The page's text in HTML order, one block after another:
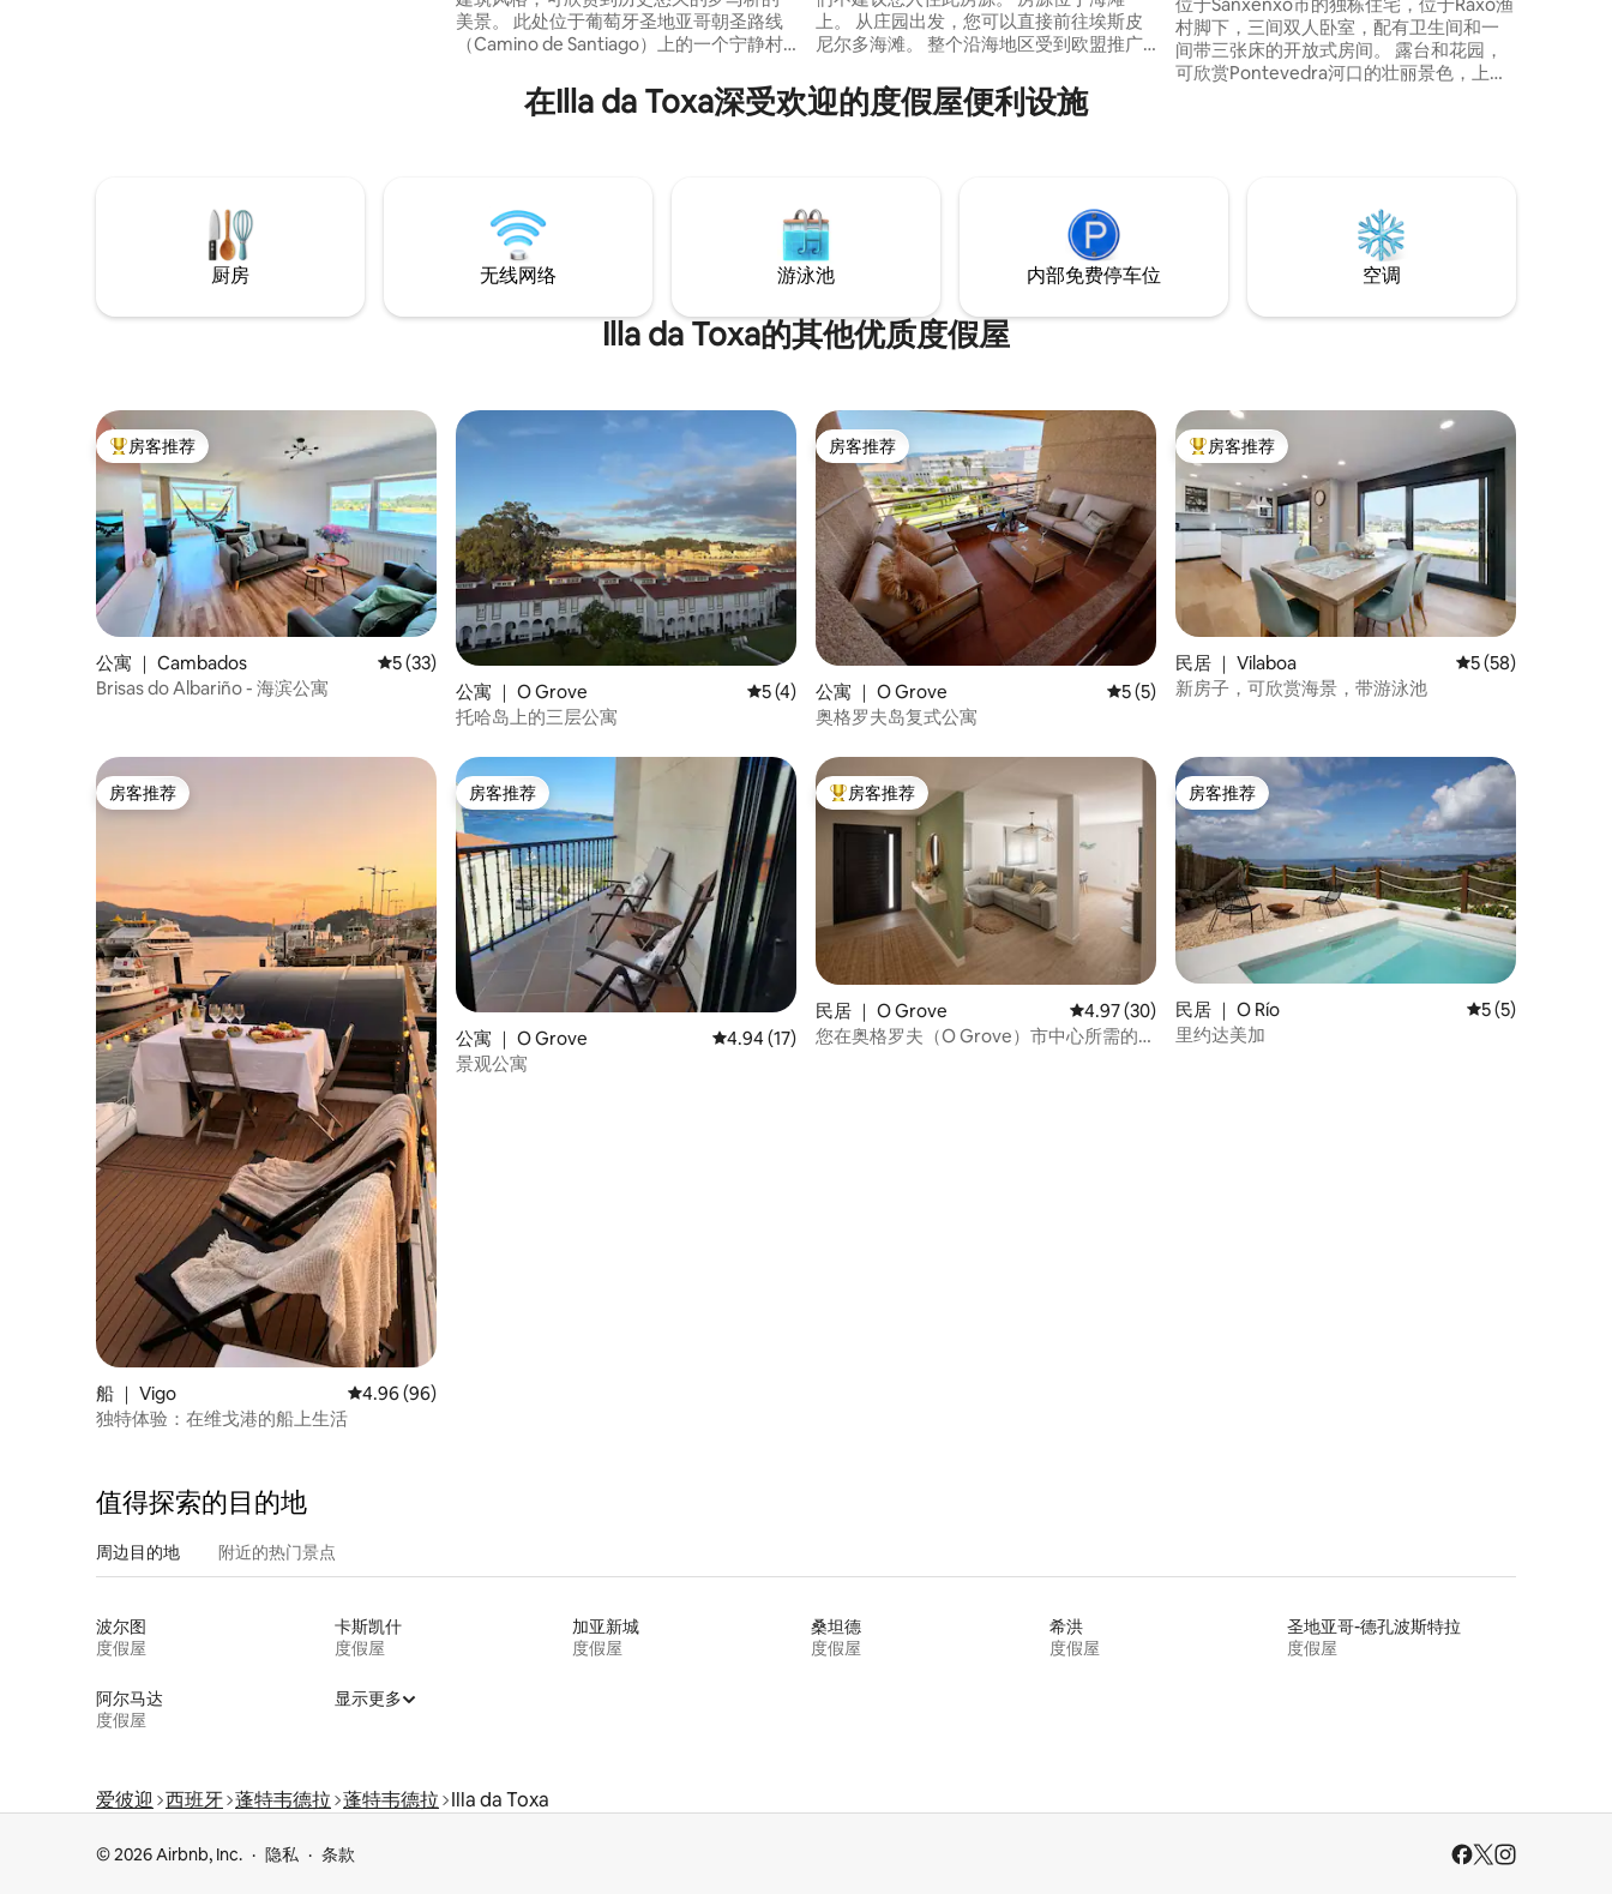
入住期间，您可以独享整套公寓。 持有官
可直接通往大型户外露台，非常适合日光
浴、阅读或欣赏村庄的全景。
美景。 此处位于葡萄牙圣地亚哥朝圣路线
（Camino de Santiago）上的一个宁静村
12 公里，距离维戈（Vigo） 21 公里。 这座
房屋拥有悠久的家族历史，历经几代人的
上。 从庄园出发，您可以直接前往埃斯皮
尼尔多海滩。 整个沿海地区受到欧盟推广
NATURA 2000）的保护。 徒步或骑自行车
的理想场所 房子面向海滩，因此您可以从
村脚下，三间双人卧室，配有卫生间和一
间带三张床的开放式房间。 露台和花园，
可欣赏Pontevedra河口的壮丽景色，上层
在Illa da Toxa深受欢迎的度假屋便利设施
厨房 无线网络 游泳池 内部免费停车位 空调
Illa da Toxa的其他优质度假屋
热门「房客推荐」
房客推荐
公寓 ｜ Cambados 平均评分 5 分（满分 5 分），共 33 条评价
5 (33)
Brisas do Albariño - 海滨公寓
公寓 ｜ O Grove 平均评分 5 分（满分 5 分），共 4 条评价
5 (4)
托哈岛上的三层公寓
房客推荐
房客推荐
公寓 ｜ O Grove 平均评分 5 分（满分 5 分），共 5 条评价
5 (5)
奥格罗夫岛复式公寓
热门「房客推荐」
房客推荐
民居 ｜ Vilaboa 平均评分 5 分（满
5 (58)
新房子，可欣赏海景，带游泳池
房客推荐
房客推荐
船 ｜ Vigo 平均评分 4.96 分（满分 5 分），共 96 条评价
4.96 (96)
独特体验：在维戈港的船上生活
房客推荐
房客推荐
公寓 ｜ O Grove 平均评分 4.94 分（满分 5 分），共 17 条评价
4.94 (17)
景观公寓
热门「房客推荐」
房客推荐
民居 ｜ O Grove 平均评分 4.97 分（满分 5 分），共 30 条评价
4.97 (30)
您在奥格罗夫（O Grove）市中心所需的一
房客推荐
房客推荐
民居 ｜ O Río 平均评分 5 分（
5 (5)
里约达美加
值得探索的目的地
周边目的地 附近的热门景点
波尔图
度假屋
卡斯凯什
度假屋
加亚新城
度假屋
桑坦德
度假屋
希洪
度假屋
圣地亚哥-德孔波斯特拉
度假屋
阿尔马达
度假屋
显示更多
爱彼迎 西班牙 蓬特韦德拉 蓬特韦德拉 Illa da Toxa
© 2026 Airbnb, Inc. 隐私 条款